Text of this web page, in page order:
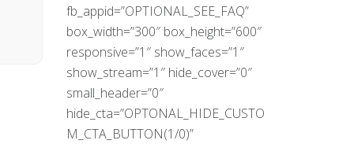
fb_appid=”OPTIONAL_SEE_FAQ”
box_width=”300″ box_height=”600″
responsive=”1″ show_faces=”1″
show_stream=”1″ hide_cover=”0″
small_header=”0″
hide_cta=”OPTONAL_HIDE_CUSTO
M_CTA_BUTTON(1/0)”